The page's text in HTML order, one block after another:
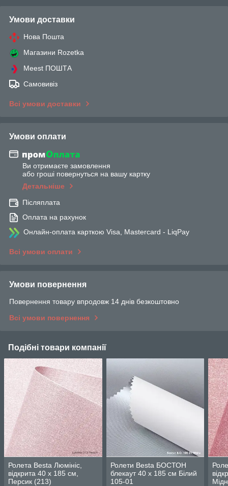
Умови доставки
Нова Пошта
Магазини Rozetka
Meest ПОШТА
Самовивіз
Всі умови доставки
Умови оплати
Ви отримаєте замовлення
або гроші повернуться на вашу картку
Детальніше
Післяплата
Оплата на рахунок
Онлайн-оплата карткою Visa, Mastercard - LiqPay
Всі умови оплати
Умови повернення
Повернення товару впродовж 14 днів безкоштовно
Всі умови повернення
Подібні товари компанії
Ролета Besta Люмініс,
відкрита 40 х 185 см,
Персик (213)
Ролети Besta БОСТОН
блекаут 40 х 185 см Білий
105-01